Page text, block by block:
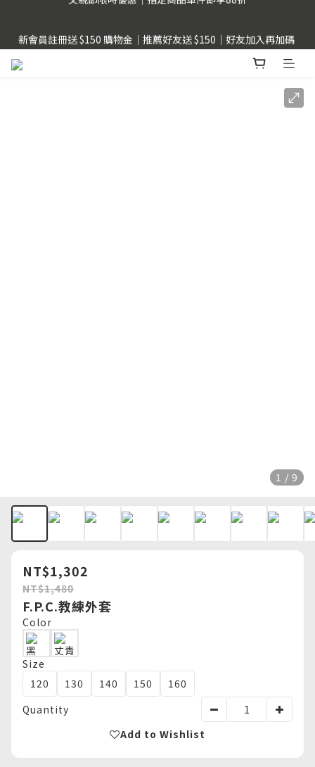
$50
LINE Pay用戶提醒 : 建議不要透過FB、IG、LINE內建瀏覽器，以
1 / 9
NT$1,302
NT$1,480
F.P.C.教練外套
Color
Size
120
130 140 150
160
Quantity
Add to Wishlist